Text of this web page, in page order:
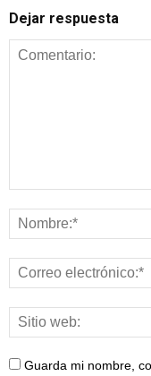
Dejar respuesta
Guarda mi nombre,